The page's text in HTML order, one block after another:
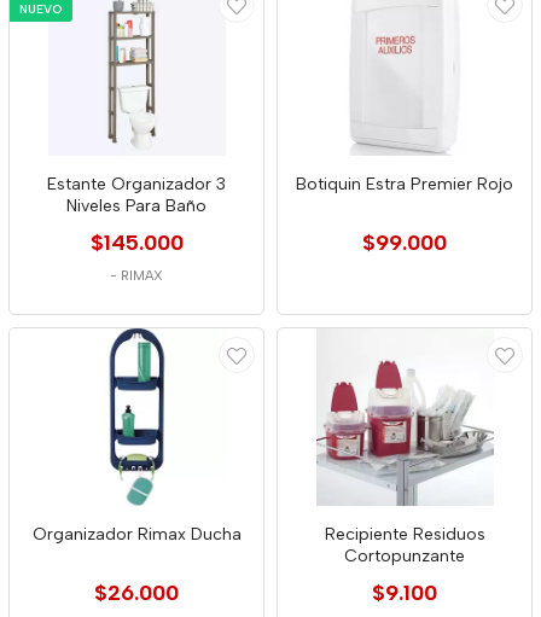
NUEVO
Estante Organizador 3
Niveles Para Baño
$145.000
- RIMAX
Botiquin Estra Premier Rojo
$99.000
Organizador Rimax Ducha
$26.000
Recipiente Residuos
Cortopunzante
$9.100